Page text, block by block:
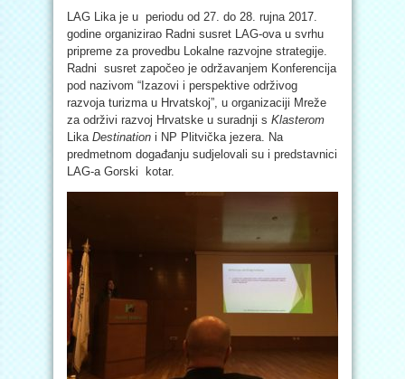
LAG Lika je u periodu od 27. do 28. rujna 2017.
godine organizirao Radni susret LAG-ova u svrhu
pripreme za provedbu Lokalne razvojne strategije.
Radni susret započeo je održavanjem Konferencija
pod nazivom “Izazovi i perspektive održivog
razvoja turizma u Hrvatskoj”, u organizaciji Mreže
za održivi razvoj Hrvatske u suradnji s Klasterom
Lika Destination i NP Plitvička jezera. Na
predmetnom događanju sudjelovali su i predstavnici
LAG-a Gorski kotar.